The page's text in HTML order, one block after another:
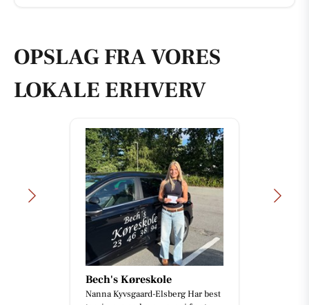
OPSLAG FRA VORES
LOKALE ERHVERV
Bech's Køreskole
Nanna Kyvsgaard-Elsberg Har best